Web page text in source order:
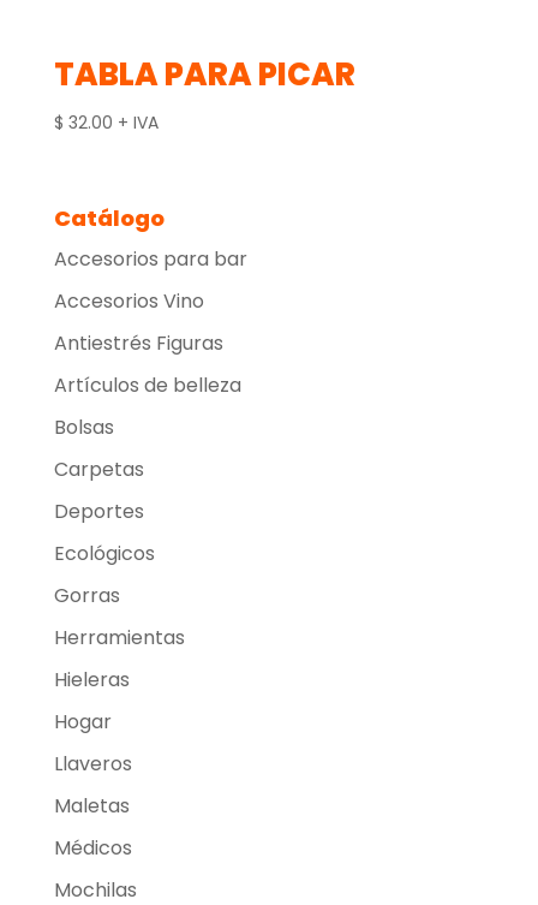
TABLA PARA PICAR
$ 32.00 + IVA
Catálogo
Accesorios para bar
Accesorios Vino
Antiestrés Figuras
Artículos de belleza
Bolsas
Carpetas
Deportes
Ecológicos
Gorras
Herramientas
Hieleras
Hogar
Llaveros
Maletas
Médicos
Mochilas